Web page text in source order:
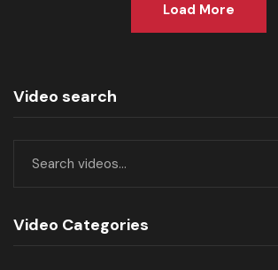
Load More
Video search
Video Categories